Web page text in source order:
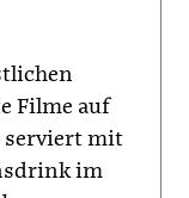
Filme auf
serviert mit
im